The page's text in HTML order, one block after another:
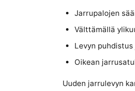
Jarrupalojen
Välttämällä
Levyn
Oikean
Uuden jarrulevyn